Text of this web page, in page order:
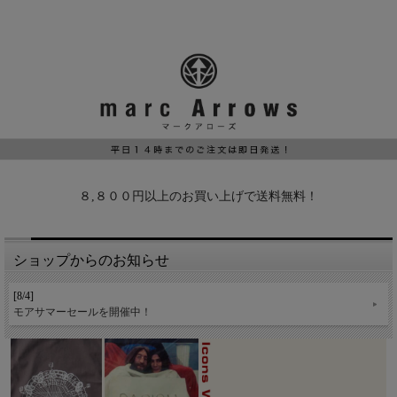
８,８００円以上のお買い上げで送料無料！
ショップからのお知らせ
[8/4]
モアサマーセールを開催中！